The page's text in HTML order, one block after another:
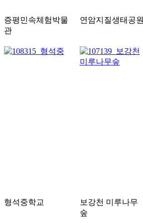
증평민속체험박물
관
연암지질생태공원
형석중학교
보강천 미루나무
숲